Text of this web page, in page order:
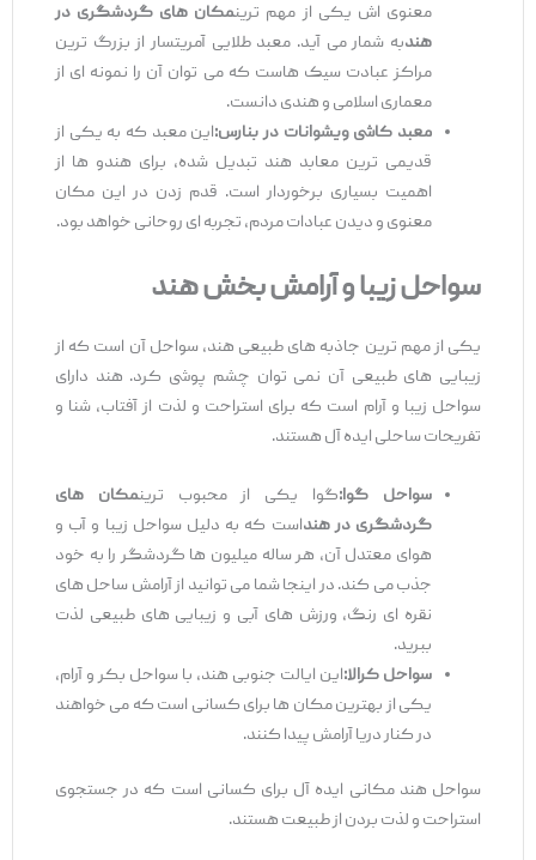
معنوی ‌اش یکی از مهم ‌ترینمکان ‌های گردشگری در
هندبه شمار می ‌آید. معبد طلایی آمریتسار از بزرگ ‌ترین
مراکز عبادت سیک ‌هاست که می ‌توان آن را نمونه ‌ای از
معماری اسلامی و هندی دانست.
معبد کاشی ویشوانات در بنارس:این معبد که به یکی از
قدیمی ‌ترین معابد هند تبدیل شده، برای هندو ها از
اهمیت بسیاری برخوردار است. قدم زدن در این مکان
معنوی و دیدن عبادات مردم، تجربه ‌ای روحانی خواهد بود.
سواحل زیبا و آرامش‌ بخش هند
یکی از مهم‌ ترین جاذبه‌ های طبیعی هند، سواحل آن است که از
زیبایی‌ های طبیعی آن نمی‌ توان چشم‌ پوشی کرد. هند دارای
سواحل زیبا و آرام است که برای استراحت و لذت از آفتاب، شنا و
تفریحات ساحلی ایده ‌آل هستند.
سواحل گوا:گوا یکی از محبوب ‌ترینمکان‌ های
گردشگری در هنداست که به دلیل سواحل زیبا و آب و
هوای معتدل آن، هر ساله میلیون ‌ها گردشگر را به خود
جذب می ‌کند. در اینجا شما می ‌توانید از آرامش ساحل ‌های
نقره ‌ای رنگ، ورزش‌ های آبی و زیبایی ‌های طبیعی لذت
ببرید.
سواحل کرالا:این ایالت جنوبی هند، با سواحل بکر و آرام،
یکی از بهترین مکان ‌ها برای کسانی است که می ‌خواهند
در کنار دریا آرامش پیدا کنند.
سواحل هند مکانی ایده ‌آل برای کسانی است که در جستجوی
استراحت و لذت بردن از طبیعت هستند.